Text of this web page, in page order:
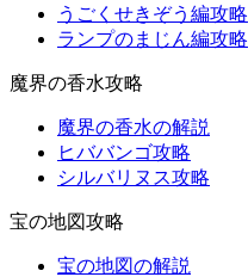
うごくせきぞう編攻略
ランプのまじん編攻略
魔界の香水攻略
魔界の香水の解説
ヒババンゴ攻略
シルバリヌス攻略
宝の地図攻略
宝の地図の解説